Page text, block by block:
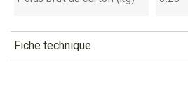
Fiche technique